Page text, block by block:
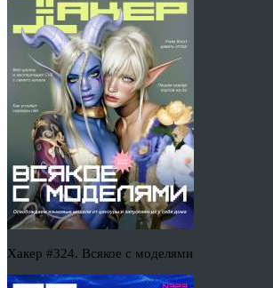
Хакер #324. Всякое с моделями